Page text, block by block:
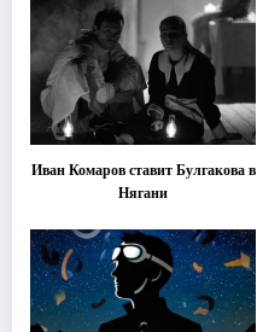
Иван Комаров ставит Булгакова в
Нягани